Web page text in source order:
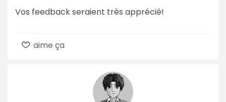
Vos feedback seraient très apprécié!
aime ça